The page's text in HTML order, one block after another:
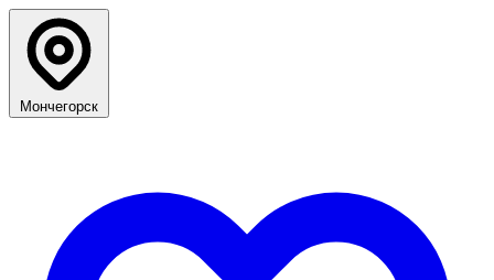
Мончегорск